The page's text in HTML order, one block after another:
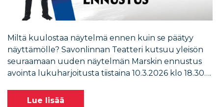
Miltä kuulostaa näytelmä ennen kuin se päätyy
näyttämölle? Savonlinnan Teatteri kutsuu yleisön
seuraamaan uuden näytelmän Marskin ennustus
avointa lukuharjoitusta tiistaina 10.3.2026 klo 18.30….
Lue lisää